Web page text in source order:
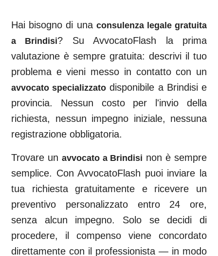
Hai bisogno di una consulenza legale gratuita
a Brindisi? Su AvvocatoFlash la prima
valutazione è sempre gratuita: descrivi il tuo
problema e vieni messo in contatto con un
avvocato specializzato disponibile a Brindisi e
provincia. Nessun costo per l'invio della
richiesta, nessun impegno iniziale, nessuna
registrazione obbligatoria.
Trovare un avvocato a Brindisi non è sempre
semplice. Con AvvocatoFlash puoi inviare la
tua richiesta gratuitamente e ricevere un
preventivo personalizzato entro 24 ore,
senza alcun impegno. Solo se decidi di
procedere, il compenso viene concordato
direttamente con il professionista — in modo